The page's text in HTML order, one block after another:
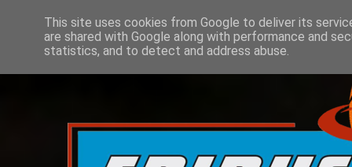
This site uses cookies from Google to deliver its
are shared with Google along with performance and
statistics, and to detect and address abuse.